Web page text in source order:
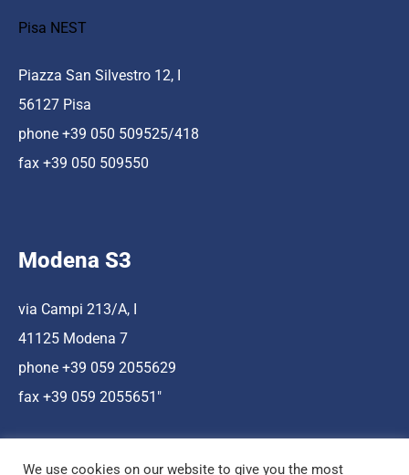
Pisa NEST
Piazza San Silvestro 12, I
56127 Pisa
phone +39 050 509525/418
fax +39 050 509550
Modena S3
via Campi 213/A, I
41125 Modena 7
phone +39 059 2055629
fax +39 059 2055651″
We use cookies on our website to give you the most